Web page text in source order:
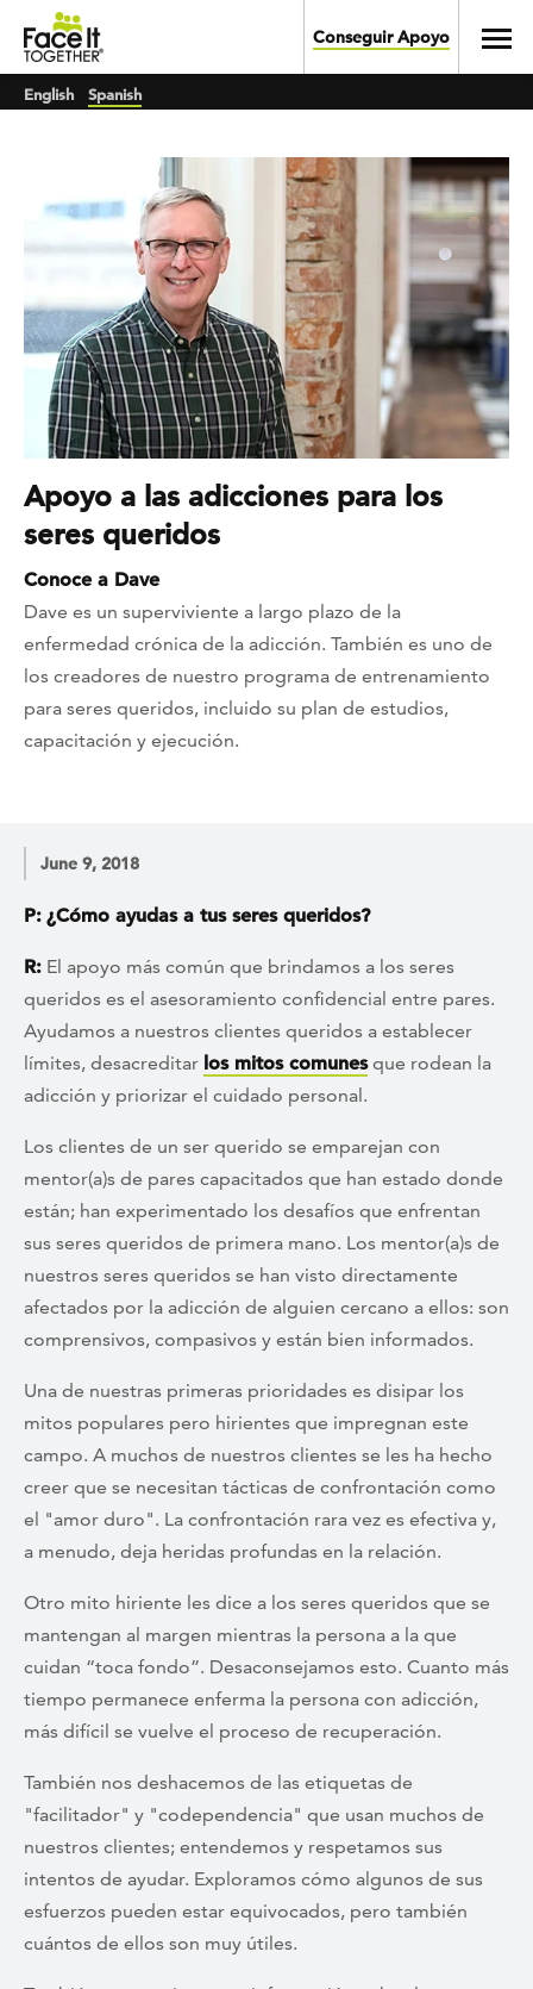
Skip to main content
Conseguir Apoyo
English Spanish
Apoyo a las adicciones para los
seres queridos
Conoce a Dave
Dave es un superviviente a largo plazo de la
enfermedad crónica de la adicción. También es uno de
los creadores de nuestro programa de entrenamiento
para seres queridos, incluido su plan de estudios,
capacitación y ejecución.
June 9, 2018
P: ¿Cómo ayudas a tus seres queridos?
R: El apoyo más común que brindamos a los seres
queridos es el asesoramiento confidencial entre pares.
Ayudamos a nuestros clientes queridos a establecer
límites, desacreditar los mitos comunesque rodean la
adicción y priorizar el cuidado personal.
Los clientes de un ser querido se emparejan con
mentor(a)s de pares capacitados que han estado donde
están; han experimentado los desafíos que enfrentan
sus seres queridos de primera mano. Los mentor(a)s de
nuestros seres queridos se han visto directamente
afectados por la adicción de alguien cercano a ellos: son
comprensivos, compasivos y están bien informados.
Una de nuestras primeras prioridades es disipar los
mitos populares pero hirientes que impregnan este
campo. A muchos de nuestros clientes se les ha hecho
creer que se necesitan tácticas de confrontación como
el "amor duro". La confrontación rara vez es efectiva y,
a menudo, deja heridas profundas en la relación.
Otro mito hiriente les dice a los seres queridos que se
mantengan al margen mientras la persona a la que
cuidan “toca fondo”. Desaconsejamos esto. Cuanto más
tiempo permanece enferma la persona con adicción,
más difícil se vuelve el proceso de recuperación.
También nos deshacemos de las etiquetas de
"facilitador" y "codependencia" que usan muchos de
nuestros clientes; entendemos y respetamos sus
intentos de ayudar. Exploramos cómo algunos de sus
esfuerzos pueden estar equivocados, pero también
cuántos de ellos son muy útiles.